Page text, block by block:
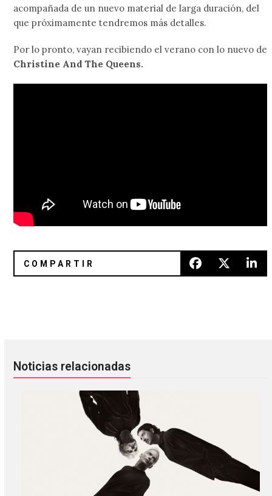
acompañada de un nuevo material de larga duración, del
que próximamente tendremos más detalles.
Por lo pronto, vayan recibiendo el verano con lo nuevo de
Christine And The Queens.
Noticias relacionadas